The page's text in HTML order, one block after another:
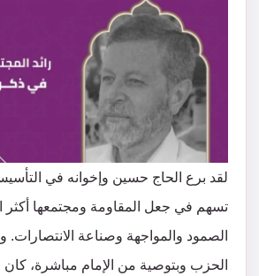
لقد برع الحاج حسين وإخوانه في
تسهم في جعل المقاومة ومجتمعها أكثر
الصمود والمواجهة وصناعة الانتصارات.
الحزب وبتوصية من الإمام مباشرة،